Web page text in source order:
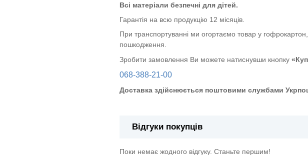
Всі матеріали безпечні для дітей.
Гарантія на всю продукцію 12 місяців.
При транспортуванні ми огортаємо товар у
пошкодження.
Зробити замовлення Ви можете натиснувши кнопку
068-388-21-00
Доставка здійснюється поштовими службами
Відгуки покупців
Поки немає жодного відгуку. Станьте першим!